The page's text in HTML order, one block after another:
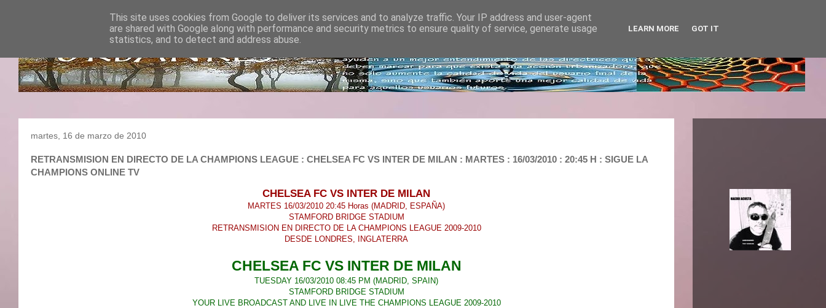
martes, 16 de marzo de 2010
RETRANSMISION EN DIRECTO DE LA CHAMPIONS LEAGUE : CHELSEA FC VS INTER DE MILAN : MARTES : 16/03/2010 : 20:45 H : SIGUE LA
CHAMPIONS ONLINE TV
CHELSEA FC VS INTER DE MILAN
MARTES 16/03/2010 20:45 Horas (MADRID, ESPAÑA)
STAMFORD BRIDGE STADIUM
RETRANSMISION EN DIRECTO DE LA CHAMPIONS LEAGUE 2009-2010
DESDE LONDRES, INGLATERRA
CHELSEA FC VS INTER DE MILAN
TUESDAY 16/03/2010 08:45 PM (MADRID, SPAIN)
STAMFORD BRIDGE STADIUM
YOUR LIVE BROADCAST AND LIVE IN LIVE THE CHAMPIONS LEAGUE 2009-2010
This site uses cookies from Google to deliver its services and to analyze traffic. Your IP address and user-agent
are shared with Google along with performance and security metrics to ensure quality of service, generate usage
statistics, and to detect and address abuse.
LEARN MORE GOT IT